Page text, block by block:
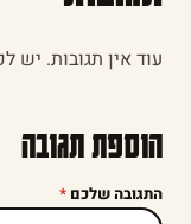
עוד אין תגובות. יש
הוספת תגובה
התגובה שלכם *